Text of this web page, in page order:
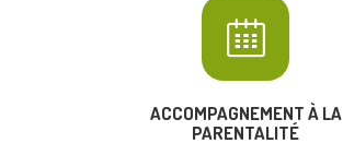
ACCOMPAGNEMENT À LA
PARENTALITÉ